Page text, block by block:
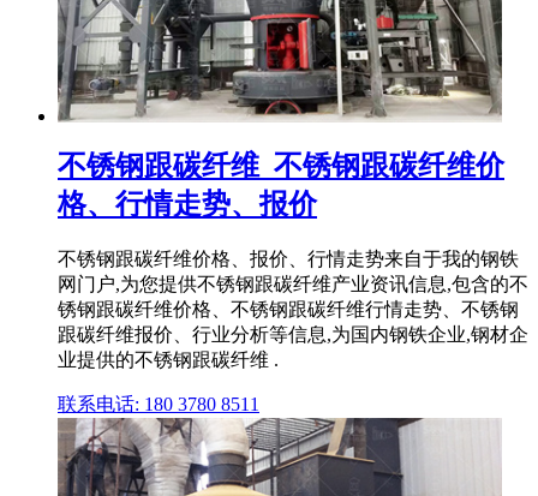
不锈钢跟碳纤维_不锈钢跟碳纤维价
格、行情走势、报价
不锈钢跟碳纤维价格、报价、行情走势来自于我的钢铁
网门户,为您提供不锈钢跟碳纤维产业资讯信息,包含的不
锈钢跟碳纤维价格、不锈钢跟碳纤维行情走势、不锈钢
跟碳纤维报价、行业分析等信息,为国内钢铁企业,钢材企
业提供的不锈钢跟碳纤维 .
联系电话: 180 3780 8511